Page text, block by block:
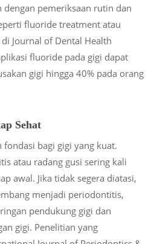
dengan pemeriksaan rutin dan
fluoride treatment atau
Journal of Dental Health
fluoride pada gigi dapat
gigi hingga 40% pada orang
Sehat
fondasi bagi gigi yang kuat.
atau radang gusi sering kali
awal. Jika tidak segera diatasi,
menjadi periodontitis,
pendukung gigi dan
gigi. Penelitian yang